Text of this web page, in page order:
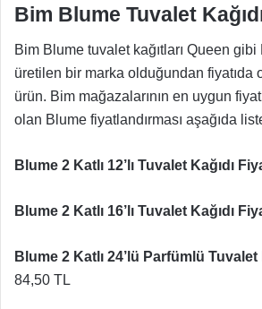
Bim Blume Tuvalet
Bim Blume tuvalet kağıtları Queen gibi
üretilen bir marka olduğundan fiyatıda
ürün. Bim mağazalarının en uygun
olan Blume fiyatlandırması aşağıda
Blume 2 Katlı 12’lı Tuvalet Kağıdı
Blume 2 Katlı 16’lı Tuvalet Kağıdı
Blume 2 Katlı 24’lü Parfümlü Tuvalet
84,50 TL